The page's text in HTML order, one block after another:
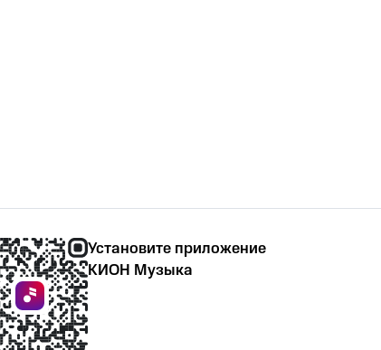
Установите приложение
КИОН Музыка